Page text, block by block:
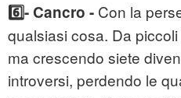
6️⃣- Cancro - Con la
qualsiasi cosa. Da
ma crescendo siete
introversi, perdendo le